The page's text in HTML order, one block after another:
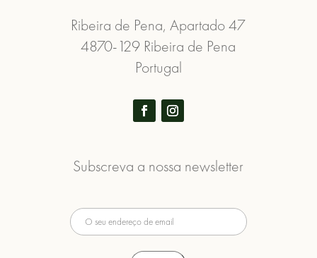
Ribeira de Pena, Apartado 47
4870-129 Ribeira de Pena
Portugal
Subscreva a nossa newsletter